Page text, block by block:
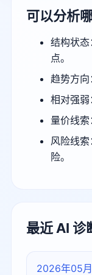
可以分析
结构状
点。
趋势方向
相对强弱
量价线索
风险线
险。
最近 AI 诊
2026年05